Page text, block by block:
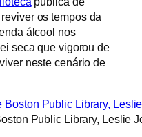
os tempos da
álcool nos
seca que vigorou de
neste cenário de
Public Library, Leslie